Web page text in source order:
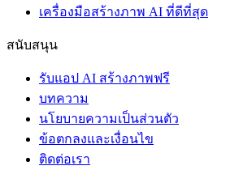
เครื่องมือสร้างภาพ AI ที่ดีที่สุด
สนับสนุน
รับแอป AI สร้างภาพฟรี
บทความ
นโยบายความเป็นส่วนตัว
ข้อตกลงและเงื่อนไข
ติดต่อเรา